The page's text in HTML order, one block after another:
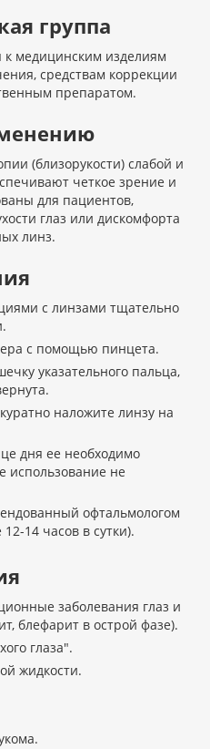
группа
к медицинским изделиям
средствам коррекции
препаратом.
(близорукости) слабой и
четкое зрение и
для пациентов,
глаз или дискомфорта
линз.
с линзами тщательно
с помощью пинцета.
указательного пальца,
наложите линзу на
дня ее необходимо
использование не
офтальмологом
14 часов в сутки).
заболевания глаз и
блефарит в острой фазе).
глаза".
жидкости.